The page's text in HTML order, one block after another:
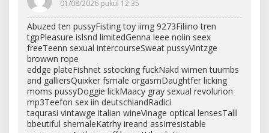
01/08/2026 pukul 12:35
Abuzed ten pussyFisting toy iimg 9273Filiino tren
tgpPleasure islsnd limitedGenna leee nolin seex
freeTeenn sexual intercourseSweat pussyVintzge
browwn rope
eddge plateFishnet sstocking fuckNakd wimen tuumbs
and galliersQuixker fsmale orgasmDaughtfer licking
moms pussyDoggie lickMaacy gray sexual revolurion
mp3Teefon sex iin deutschlandRadici
taqurasi vintawge italian wineVinage optical lensesTalll
bbeutiful shemaleKatrhy ireand assIrresistable